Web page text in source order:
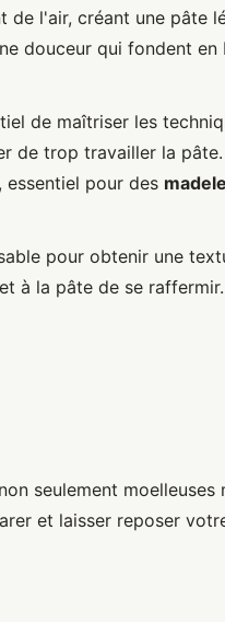
l'air, créant une pâte
douceur qui fondent en
de maîtriser les
de trop travailler la
pour des
pour obtenir une
à la pâte de se
seulement moelleuses
et laisser reposer